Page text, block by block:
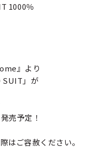
1000％
』より
SUIT」が
売予定！
はご容赦ください。